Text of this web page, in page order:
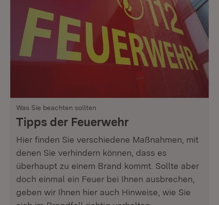
Was Sie beachten sollten
Tipps der Feuerwehr
Hier finden Sie verschiedene Maßnahmen, mit
denen Sie verhindern können, dass es
überhaupt zu einem Brand kommt. Sollte aber
doch einmal ein Feuer bei Ihnen ausbrechen,
geben wir Ihnen hier auch Hinweise, wie Sie